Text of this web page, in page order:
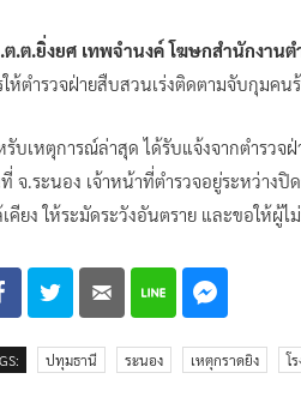
.ต.ยิ่งยศ เทพจำนงค์ โฆษกสำนักงานต
ให้ตำรวจฝ่ายสืบสวนเร่งติดตามจับกุมคน
รับเหตุการณ์ล่าสุด ได้รับแจ้งจากตำรวจ
จ.ระนอง เจ้าหน้าที่ตำรวจอยู่ระหว่าง
เคียง ให้ระมัดระวังอันตราย และขอให้ผู้
ปทุมธานี ระนอง เหตุกราดยิง โ